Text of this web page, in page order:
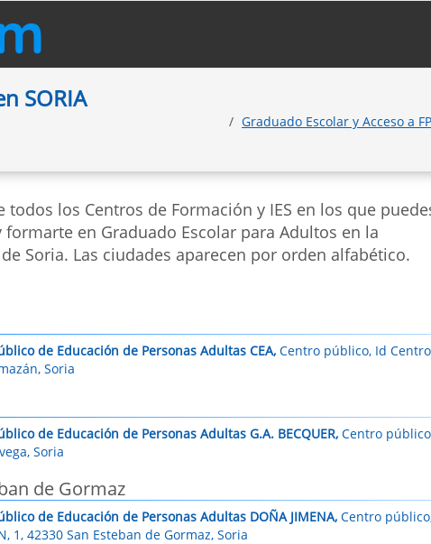
SORIA
Graduado Escolar y Acceso a
todos los Centros de Formación y IES en los que
formarte en Graduado Escolar para Adultos en la
Soria. Las ciudades aparecen por orden alfabético.
de Educación de Personas Adultas CEA, Centro público, Id
Soria
de Educación de Personas Adultas G.A. BECQUER, Centro
Soria
de Gormaz
de Educación de Personas Adultas DOÑA JIMENA, Centro
1, 42330 San Esteban de Gormaz, Soria